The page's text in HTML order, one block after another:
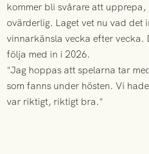
kommer bli svårare att upprepa,
ovärderlig. Laget vet nu vad det
vinnarkänsla vecka efter vecka.
följa med in i 2026.
"Jag hoppas att spelarna tar
som fanns under hösten. Vi
var riktigt, riktigt bra."